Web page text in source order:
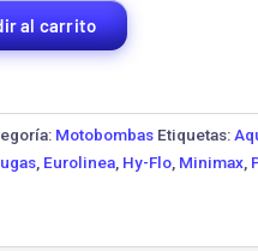
al carrito
Motobombas Etiquetas:
, Eurolinea, Hy-Flo, Minimax,